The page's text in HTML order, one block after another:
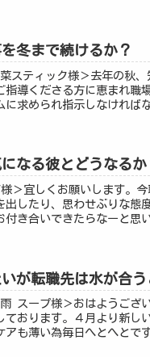
冬まで続けるか？
スティック様＞去年の秋、
指導くださる方に恵まれ職
に求められ指示しなければ
なる彼とどうなるか
＞宜しくお願いします。
出したり、思わせぶりな態
付き合いできたらなーと思
が転職先は水が合う
スープ様＞おはようござ
ております。４月より新し
アも薄い為毎日へとへとで